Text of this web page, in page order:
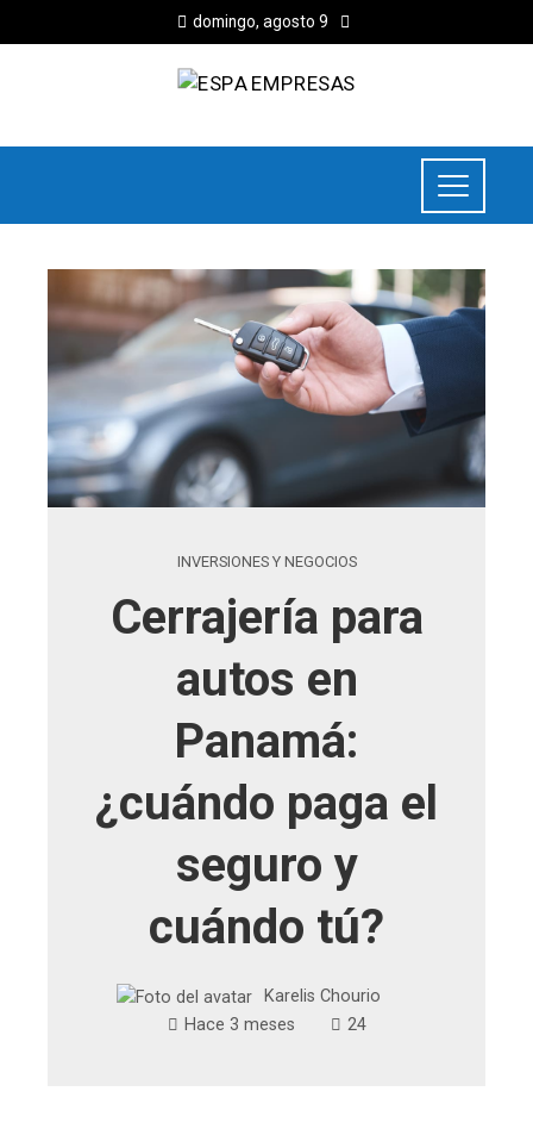
domingo, agosto 9
INVERSIONES Y NEGOCIOS
Cerrajería para
autos en
Panamá:
¿cuándo paga el
seguro y
cuándo tú?
Karelis Chourio
Hace 3 meses
24